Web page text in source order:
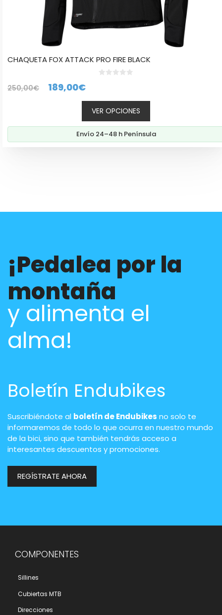
CHAQUETA FOX ATTACK PRO FIRE BLACK
250,00€
El
era:
250,00€.
189,00€El
precio
actual
es:
189,00€.
VER OPCIONES
Envío 24–48 h Península
¡Pedalea por la
montaña
y alimenta el
alma!
Boletín Endubikes
Suscribiéndote al boletín de Endubikes no solo te
informaremos de todo lo que ocurra en nuestro mundo
de la bici, sino que también tendrás acceso a
interesantes descuentos y promociones.
REGÍSTRATE AHORA
COMPONENTES
Sillines
Cubiertas MTB
Direcciones